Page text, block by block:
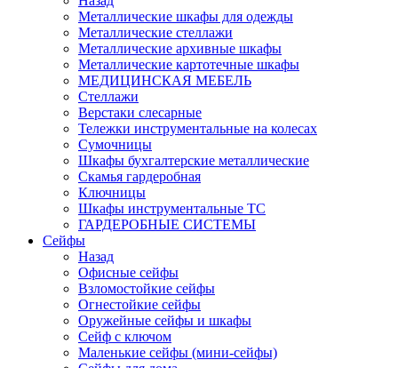
Металлические шкафы для одежды
Металлические стеллажи
Металлические архивные шкафы
Металлические картотечные шкафы
МЕДИЦИНСКАЯ МЕБЕЛЬ
Стеллажи
Верстаки слесарные
Тележки инструментальные на колесах
Сумочницы
Шкафы бухгалтерские металлические
Скамья гардеробная
Ключницы
Шкафы инструментальные ТС
ГАРДЕРОБНЫЕ СИСТЕМЫ
Сейфы
Назад
Офисные сейфы
Взломостойкие сейфы
Огнестойкие сейфы
Оружейные сейфы и шкафы
Сейф с ключом
Маленькие сейфы (мини-сейфы)